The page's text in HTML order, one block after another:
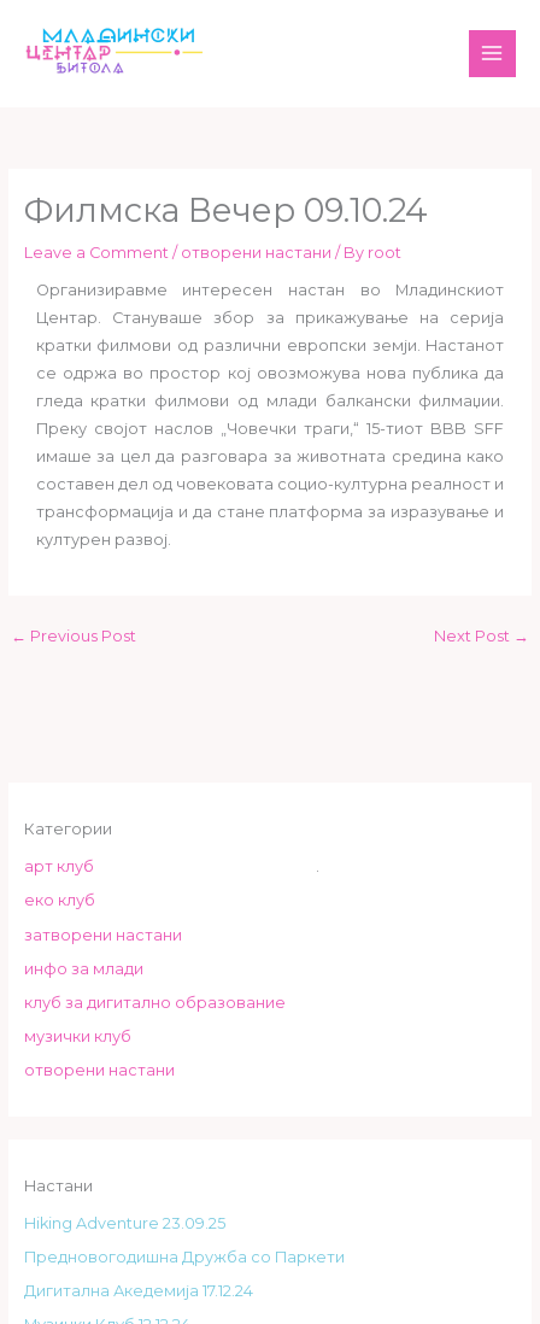
content
Филмска Вечер 09.10.24
Leave a Comment / отворени настани / By root
Организиравме интересен настан во Младинскиот
Центар. Стануваше збор за прикажување на серија
кратки филмови од различни европски земји. Настанот
се одржа во простор кој овозможува нова публика да
гледа кратки филмови од млади балкански филмаџии.
Преку својот наслов „Човечки траги,“ 15-тиот BBB SFF
имаше за цел да разговара за животната средина како
составен дел од човековата социо-културна реалност и
трансформација и да стане платформа за изразување и
културен развој.
← Previous Post Next Post →
Категории
арт клуб
еко клуб
затворени настани
инфо за млади
клуб за дигитално образование
музички клуб
отворени настани
.
Настани
Hiking Adventure 23.09.25
Предновогодишна Дружба со Паркети
Дигитална Акедемија 17.12.24